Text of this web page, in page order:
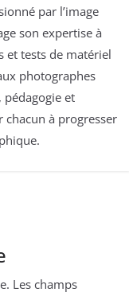
par l’image
son expertise à
et tests de matériel
photographes
et
chacun à progresser
Les champs